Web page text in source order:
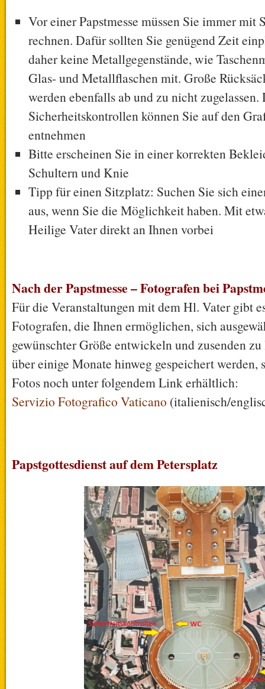
Vor einer Papstmesse müssen Sie immer mit
rechnen. Dafür sollten Sie genügend Zeit
daher keine Metallgegenstände, wie
Glas- und Metallflaschen mit. Große
werden ebenfalls ab und zu nicht
Sicherheitskontrollen können Sie auf den
entnehmen
Bitte erscheinen Sie in einer korrekten
Schultern und Knie
Tipp für einen Sitzplatz: Suchen Sie sich
aus, wenn Sie die Möglichkeit haben. Mit
Heilige Vater direkt an Ihnen vorbei
Nach der Papstmesse –Fotografen bei
Für die Veranstaltungen mit dem Hl. Vater gibt
Fotografen, die Ihnen ermöglichen, sich
gewünschter Größe entwickeln und zusenden
über einige Monate hinweg gespeichert werden,
Fotos noch unter folgendem Link erhältlich:
Servizio Fotografico Vaticano (italienisch/
Papstgottesdienst auf dem Petersplatz